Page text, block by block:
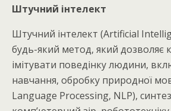
Штучний інтелект
Штучний інтелект (Artificial
будь-який метод, який дозволяє
імітувати поведінку людини,
навчання, обробку природної
Language Processing, NLP),